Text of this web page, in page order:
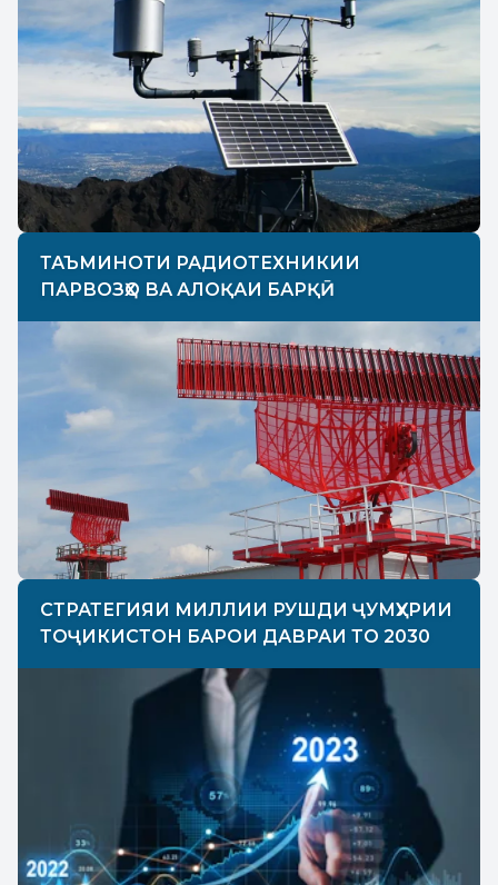
ТАЪМИНОТИ РАДИОТЕХНИКИИ
ПАРВОЗҲО ВА АЛОҚАИ БАРҚӢ
СТРАТЕГИЯИ МИЛЛИИ РУШДИ ҶУМҲУРИИ
ТОҶИКИСТОН БАРОИ ДАВРАИ ТО 2030